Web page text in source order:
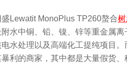
Lewatit MonoPlus TP260螯合
水中铜、铅、镍、锌等重金属离
水处理以及高端化工提纯项目
利的商家，其中都是大量假货、